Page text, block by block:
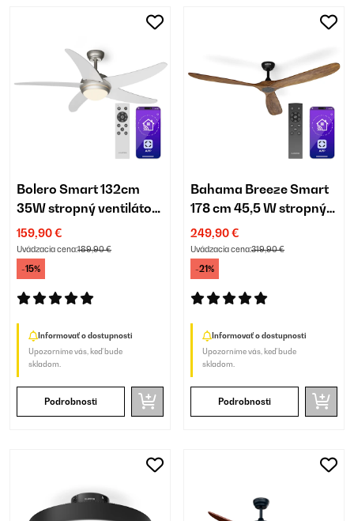
Bolero Smart 132cm
35W stropný ventilátor
so svietidlom biela
159,90 €
Uvádzacia cena:189,90 €
-15%
Informovať o dostupnosti
Upozorníme vás, keď bude
skladom.
Podrobnosti
Bahama Breeze Smart
178 cm 45,5 W stropný
ventilátor orech
249,90 €
Uvádzacia cena:319,90 €
-21%
Informovať o dostupnosti
Upozorníme vás, keď bude
skladom.
Podrobnosti